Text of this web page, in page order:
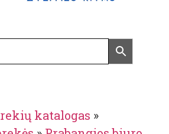
katalogas »